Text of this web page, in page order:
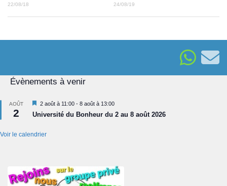
22/08/18 24/08/19
Évènements à venir
AOÛT
2
Mis
en
avant
2 août à 11:00 - 8 août à 13:00
Université du Bonheur du 2 au 8 août 2026
Voir le calendrier